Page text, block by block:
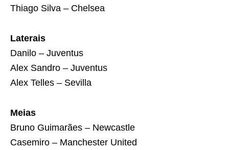
Thiago Silva – Chelsea
Laterais
Danilo – Juventus
Alex Sandro – Juventus
Alex Telles – Sevilla
Meias
Bruno Guimarães – Newcastle
Casemiro – Manchester United